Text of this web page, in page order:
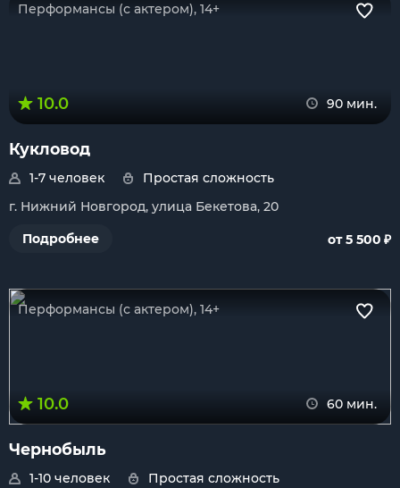
Перформансы (с актером), 14+
10.0 90 мин.
Кукловод
1-7 человек
Простая сложность
г. Нижний Новгород, улица Бекетова, 20
Подробнее
от 5 500 ₽
Перформансы (с актером), 14+
10.0 60 мин.
Чернобыль
1-10 человек
Простая сложность